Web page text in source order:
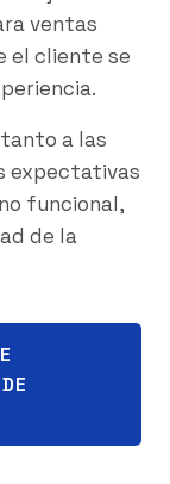
ventas
el cliente se
a las
expectativas
funcional,
de la